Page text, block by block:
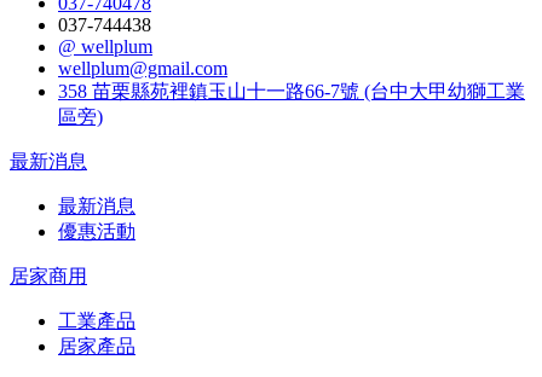
037-744438
@ wellplum
wellplum@gmail.com
358 苗栗縣苑裡鎮玉山十一路66-7號 (台中大甲幼獅工業
區旁)
最新消息
最新消息
優惠活動
居家商用
工業產品
居家產品